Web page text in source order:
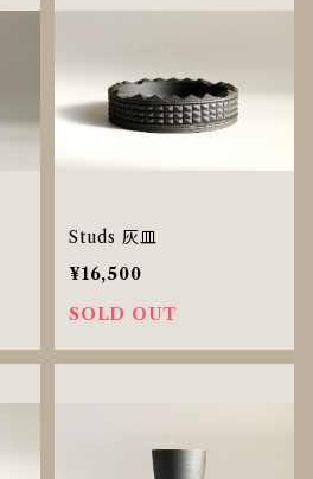
Studs 灰皿
¥16,500
SOLD OUT